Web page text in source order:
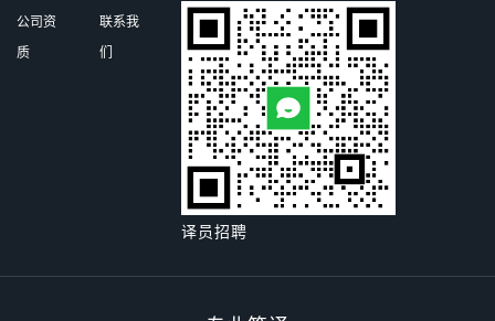
公司资
质
联系我
们
译员招聘